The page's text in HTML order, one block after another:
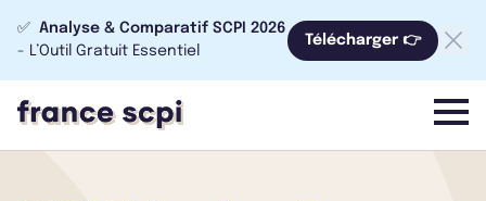
✅ Analyse & Comparatif SCPI 2026
- L’Outil Gratuit Essentiel
Télécharger 👉
menu